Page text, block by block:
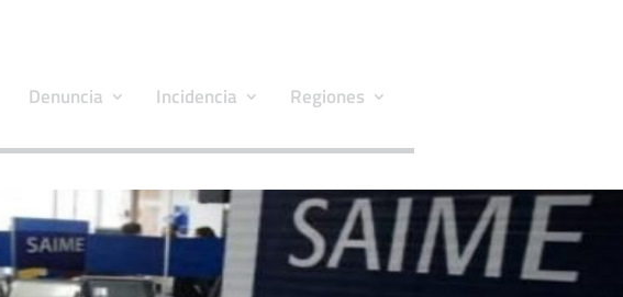
Denuncia Incidencia Regiones